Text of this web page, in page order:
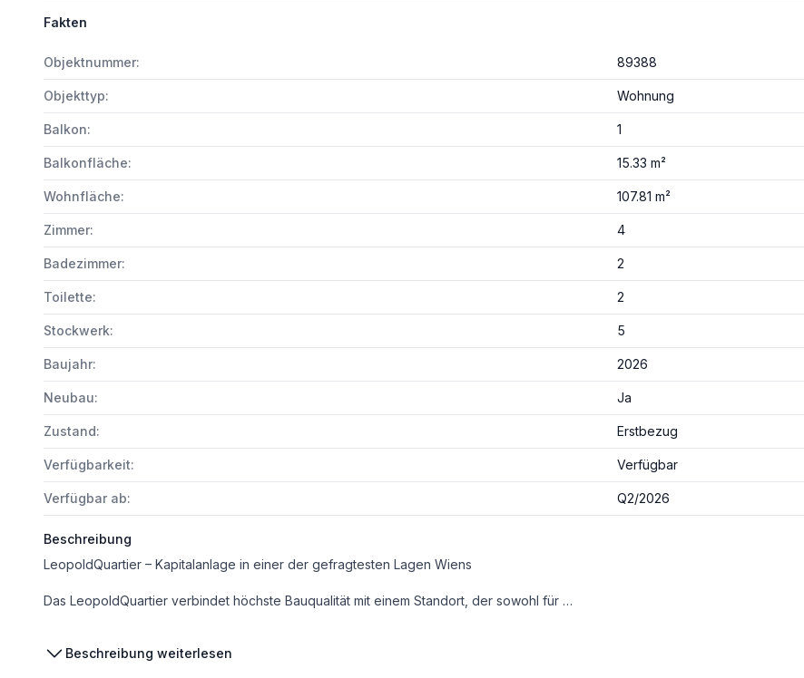
Fakten
Objektnummer: 89388
Objekttyp: Wohnung
Balkon: 1
Balkonfläche: 15.33 m²
Wohnfläche: 107.81 m²
Zimmer: 4
Badezimmer: 2
Toilette: 2
Stockwerk: 5
Baujahr: 2026
Neubau: Ja
Zustand: Erstbezug
Verfügbarkeit: Verfügbar
Verfügbar ab: Q2/2026
Beschreibung
LeopoldQuartier – Kapitalanlage in einer der gefragtesten Lagen Wiens
Das LeopoldQuartier verbindet höchste Bauqualität mit einem Standort, der sowohl für Investoren als auch für Mieter zu den begehrtesten Adressen Wiens zählt. Eingebettet zwischen Donaukanal, Augarten und dem 1. Bezirk bietet das Quartier urbane Lebensqualität im Grünen – ein Investment, das Nachhaltigkeit, Nachfrage und Wertbeständigkeit vereint.
Beschreibung weiterlesen